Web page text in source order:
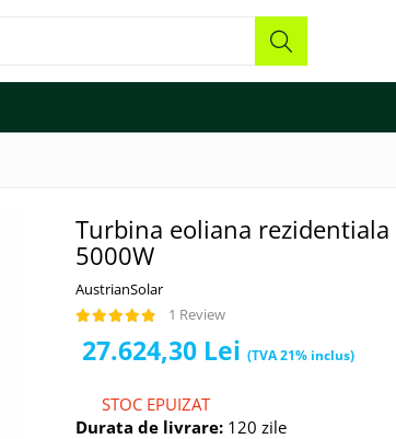
Turbina eoliana
5000W
AustrianSolar
1 Review
27.624,30 Lei
STOC EPUIZAT
Durata de livrare: 120 zile